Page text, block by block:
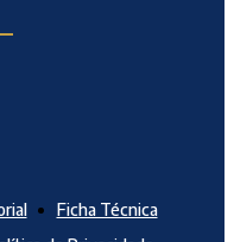
Ficha Técnica